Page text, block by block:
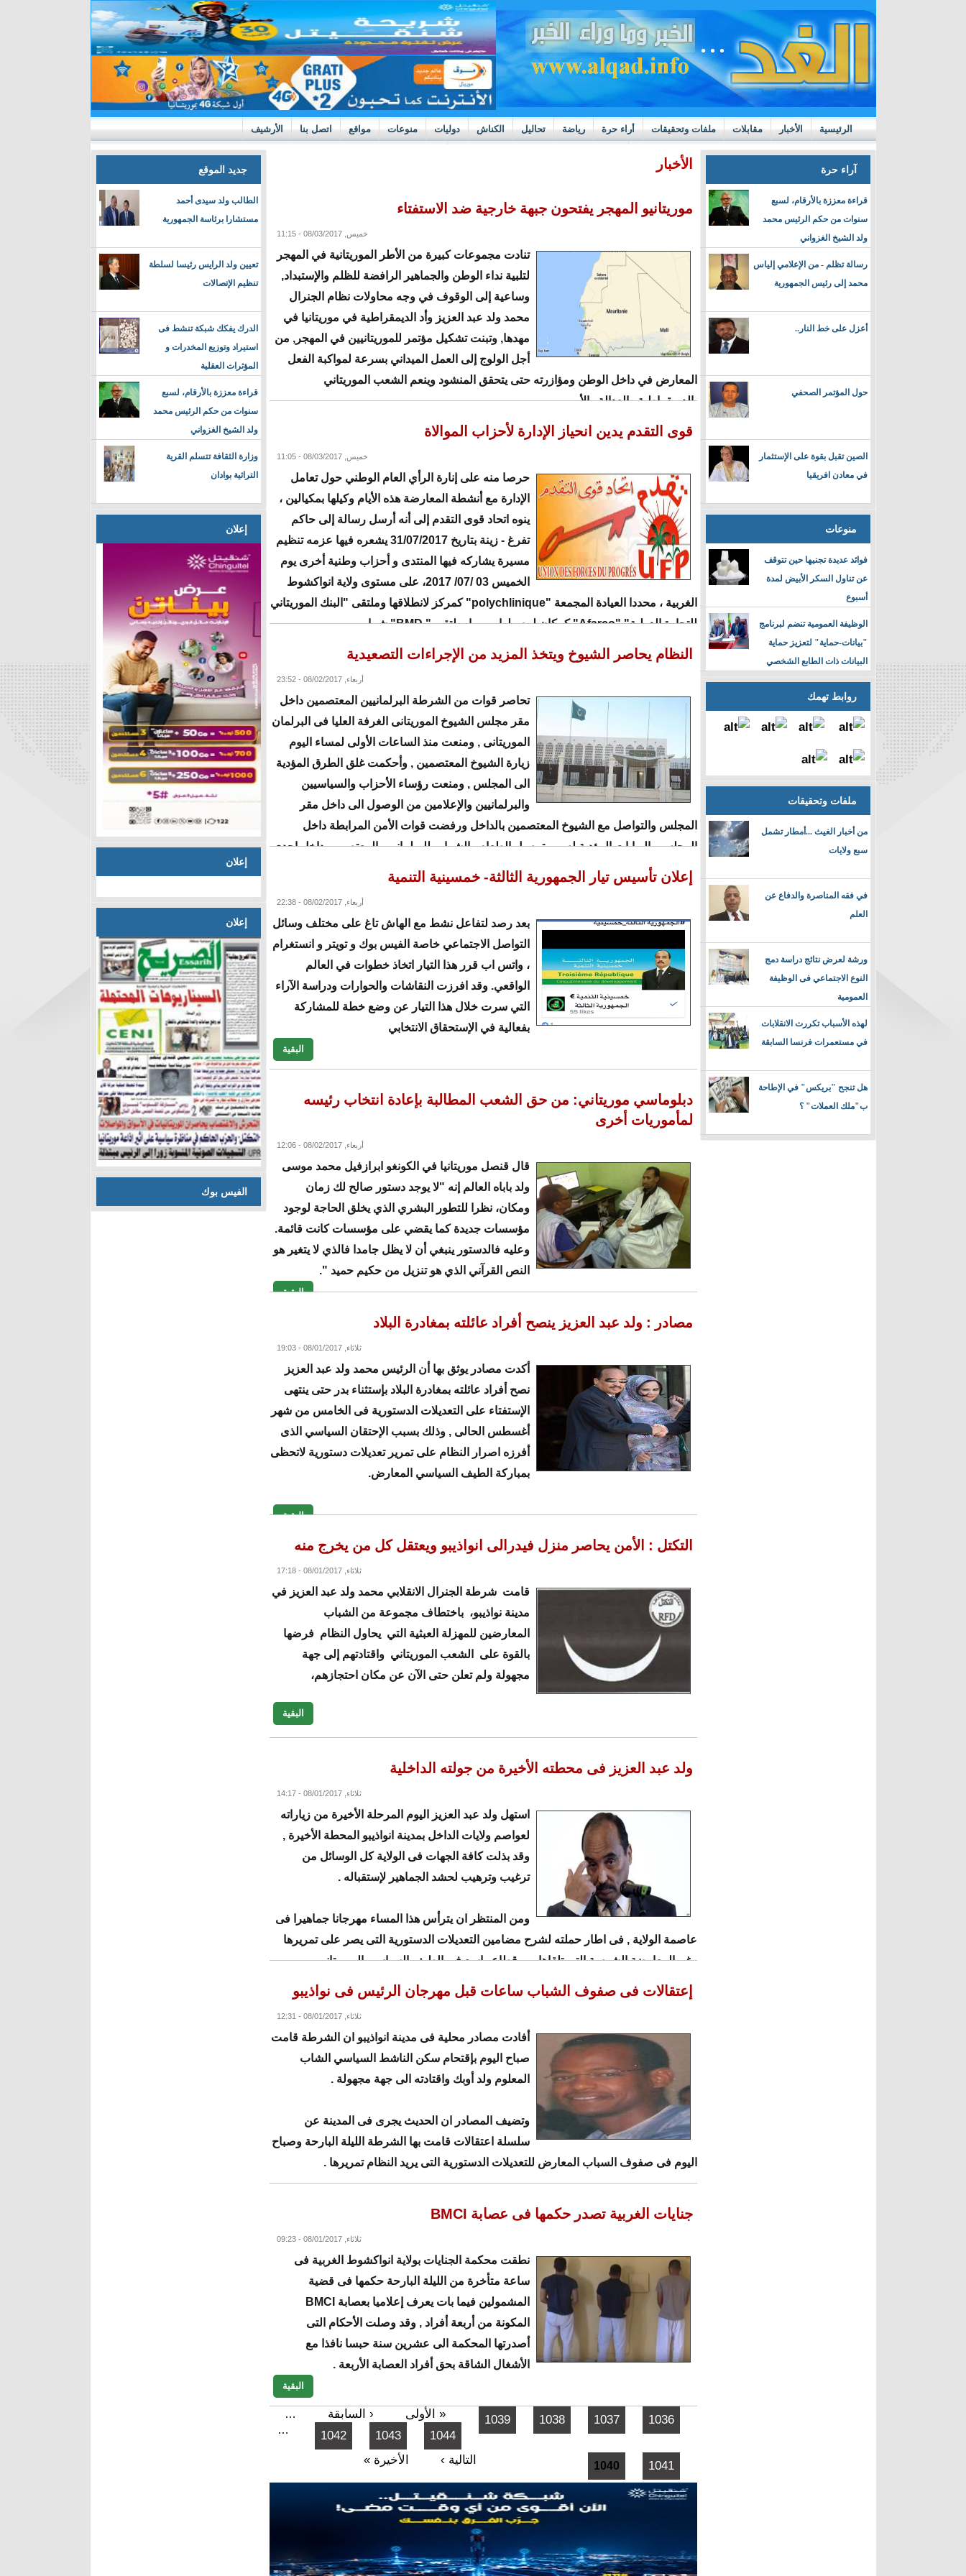
الرئيسية الأخبار مقابلات ملفات وتحقيقات أراء حرة رياضة تحاليل الكناش دوليات منوعات مواقع اتصل بنا الأرشيف
https://m.youtube.com/watch?v=GN10qW4W4hQ
آراء حرة
قراءة معززة بالأرقام، لسبع
سنوات من حكم الرئيس محمد
ولد الشيخ الغزواني
رسالة تظلم - من الإعلامي إلياس
محمد إلى رئيس الجمهورية
أعزل على خط النار..
حول المؤتمر الصحفي
الصين تقبل بقوة على الإستثمار
في معادن افريقيا
منوعات
فوائد عديدة تجنيها حين تتوقف
عن تناول السكر الأبيض لمدة
أسبوع
الوظيفة العمومية تنضم لبرنامج
"بيانات-حماية" لتعزيز حماية
البيانات ذات الطابع الشخصي
روابط تهمك
ملفات وتحقيقات
من أخبار الغيث ...أمطار تشمل
سبع ولايات
في فقه المناصرة والدفاع عن
العلم
ورشة لعرض نتائج دراسة دمج
النوع الاجتماعي فى الوظيفة
العمومية
لهذه الأسباب تكررت الانقلابات
في مستعمرات فرنسا السابقة
هل تنجح "بريكس" في الإطاحة
ب"ملك العملات" ؟
الأخبار
موريتانيو المهجر يفتحون جبهة خارجية ضد الاستفتاء‎
خميس, 08/03/2017 - 11:15
تنادت مجموعات كبيرة من الأطر الموريتانية في المهجر
لتلبية نداء الوطن والجماهير الرافضة للظلم والإستبداد,
وساعية إلى الوقوف في وجه محاولات نظام الجنرال
محمد ولد عبد العزيز وأد الديمقراطية في موريتانيا في
مهدها, وتبنت تشكيل مؤتمر للموريتانيين في المهجر, من
أجل الولوج إلى العمل الميداني بسرعة لمواكبة الفعل
المعارض في داخل الوطن ومؤازرته حتى يتحقق المنشود وينعم الشعب الموريتاني
بالديمقراطية والعدالة والأمن.
قوى التقدم يدين انحياز الإدارة لأحزاب الموالاة
خميس, 08/03/2017 - 11:05
حرصا منه على إنارة الرأي العام الوطني حول تعامل
الإدارة مع أنشطة المعارضة هذه الأيام وكيلها بمكيالين ،
ينوه اتحاد قوى التقدم إلى أنه أرسل رسالة إلى حاكم
تفرغ - زينة بتاريخ 31/07/2017 يشعره فيها عزمه تنظيم
مسيرة يشاركه فيها المنتدى و أحزاب وطنية أخرى يوم
الخميس 03 /07/ 2017، على مستوى ولاية انواكشوط
الغربية ، محددا العيادة المجمعة "polychlinique" كمركز لانطلاقها وملتقى "البنك الموريتاني
للتجارة الدولية" "Afarco" كمكان لوصولها مرورا بملتقى " BMD" شما
النظام يحاصر الشيوخ ويتخذ المزيد من الإجراءات التصعيدية
أربعاء, 08/02/2017 - 23:52
تحاصر قوات من الشرطة البرلمانيين المعتصمين داخل
مقر مجلس الشيوخ الموريتانى الغرفة العليا فى البرلمان
الموريتانى , ومنعت منذ الساعات الأولى لمساء اليوم
زيارة الشيوخ المعتصمين , وأحكمت غلق الطرق المؤدية
الى المجلس , ومنعت رؤساء الأحزاب والسياسيين
والبرلمانيين والإعلامين من الوصول الى داخل مقر
المجلس والتواصل مع الشيوخ المعتصمين بالداخل ورفضت قوات الأمن المرابطة داخل
المجلس والبوابات المؤدية له من توصيل الطعام والشراب للبرلمانيين المعتصمين داخل احدى
إعلان تأسيس تيار الجمهورية الثالثة- خمسينية التنمية
أربعاء, 08/02/2017 - 22:38
بعد رصد لتفاعل نشط مع الهاش تاغ على مختلف وسائل
التواصل الاجتماعي خاصة الفيس بوك و تويتر و انستغرام
، واتس اب قرر هذا التيار اتخاذ خطوات في العالم
الواقعي. وقد افرزت النقاشات والحوارات ودراسة الآراء
التي سرت خلال هذا التيار عن وضع خطة للمشاركة
بفعالية في الإستحقاق الانتخابي
البقية
دبلوماسي موريتاني: من حق الشعب المطالبة بإعادة انتخاب رئيسه
لمأموريات أخرى
أربعاء, 08/02/2017 - 12:06
قال قنصل موريتانيا في الكونغو ابرازفيل محمد موسى
ولد باباه العالم إنه "لا يوجد دستور صالح لك زمان
ومكان، نظرا للتطور البشري الذي يخلق الحاجة لوجود
مؤسسات جديدة كما يقضي على مؤسسات كانت قائمة.
وعليه فالدستور ينبغي أن لا يظل جامدا فالذي لا يتغير هو
النص القرآني الذي هو تنزيل من حكيم حميد ".
البقية
مصادر : ولد عبد العزيز ينصح أفراد عائلته بمغادرة البلاد
ثلاثاء, 08/01/2017 - 19:03
أكدت مصادر يوثق بها أن الرئيس محمد ولد عبد العزيز
نصح أفراد عائلته بمغادرة البلاد بإستثناء بدر حتى ينتهى
الإستفتاء على التعديلات الدستورية فى الخامس من شهر
أغسطس الحالى , وذلك بسبب الإحتقان السياسي الذى
أفرزه اصرار النظام على تمرير تعديلات دستورية لاتحظى
بمباركة الطيف السياسي المعارض.
البقية
التكتل : الأمن يحاصر منزل فيدرالى انواذيبو ويعتقل كل من يخرج منه
ثلاثاء, 08/01/2017 - 17:18
قامت شرطة الجنرال الانقلابي محمد ولد عبد العزيز في
مدينة نواذيبو، باختطاف مجموعة من الشباب
المعارضين للمهزلة العبثية التي يحاول النظام فرضها
بالقوة على الشعب الموريتاني واقتادتهم إلى جهة
مجهولة ولم تعلن حتى الآن عن مكان احتجازهم،
البقية
ولد عبد العزيز فى محطته الأخيرة من جولته الداخلية
ثلاثاء, 08/01/2017 - 14:17
استهل ولد عبد العزيز اليوم المرحلة الأخيرة من زياراته
لعواصم ولايات الداخل بمدينة انواذيبو المحطة الأخيرة ,
وقد بذلت كافة الجهات فى الولاية كل الوسائل من
ترغيب وترهيب لحشد الجماهير لإستقباله .
ومن المنتظر ان يترأس هذا المساء مهرجانا جماهيرا فى
عاصمة الولاية , فى اطار حملته لشرح مضامين التعديلات الدستورية التى يصر على تمريرها
رغم المعارضة الشرسة التى تلقاها من قطاع واسع فى الطيف السياسي الموريتاني .
البقية
إعتقالات فى صفوف الشباب ساعات قبل مهرجان الرئيس فى نواذيبو
ثلاثاء, 08/01/2017 - 12:31
أفادت مصادر محلية فى مدينة انواذيبو ان الشرطة قامت
صباح اليوم بإقتحام سكن الناشط السياسي الشاب
المعلوم ولد أوبك واقتادته الى جهة مجهولة .
وتضيف المصادر ان الحديث يجرى فى المدينة عن
سلسلة اعتقالات قامت بها الشرطة الليلة البارحة وصباح
اليوم فى صفوف السباب المعارض للتعديلات الدستورية التى يريد النظام تمريرها .
جنايات الغربية تصدر حكمها فى عصابة BMCI
ثلاثاء, 08/01/2017 - 09:23
نطقت محكمة الجنايات بولاية انواكشوط الغربية فى
ساعة متأخرة من الليلة البارحة حكمها فى قضية
المشمولين فيما بات يعرف إعلاميا بعصابة BMCI
المكونة من أربعة أفراد , وقد وصلت الأحكام التى
أصدرتها المحكمة الى عشرين سنة حبسا نافذا مع
الأشغال الشاقة بحق أفراد العصابة الأربعة .
البقية
الصفحات « الأولى ‹ السابقة … 1036
1037
1038
1039
1040 1041
1042 1043 1044
…
التالية › الأخيرة »
جديد الموقع
الطالب ولد سيدى أحمد
مستشارا برئاسة الجمهورية
تعيين ولد الرايس رئيسا لسلطة
تنظيم الإتصالات
الدرك يفكك شبكة تنشط فى
استيراد وتوزيع المخدرات و
المؤثرات العقلية
قراءة معززة بالأرقام، لسبع
سنوات من حكم الرئيس محمد
ولد الشيخ الغزواني
وزارة الثقافة تتسلم القرية
التراثية بوادان
إعلان
إعلان
إعلان
الفيس بوك